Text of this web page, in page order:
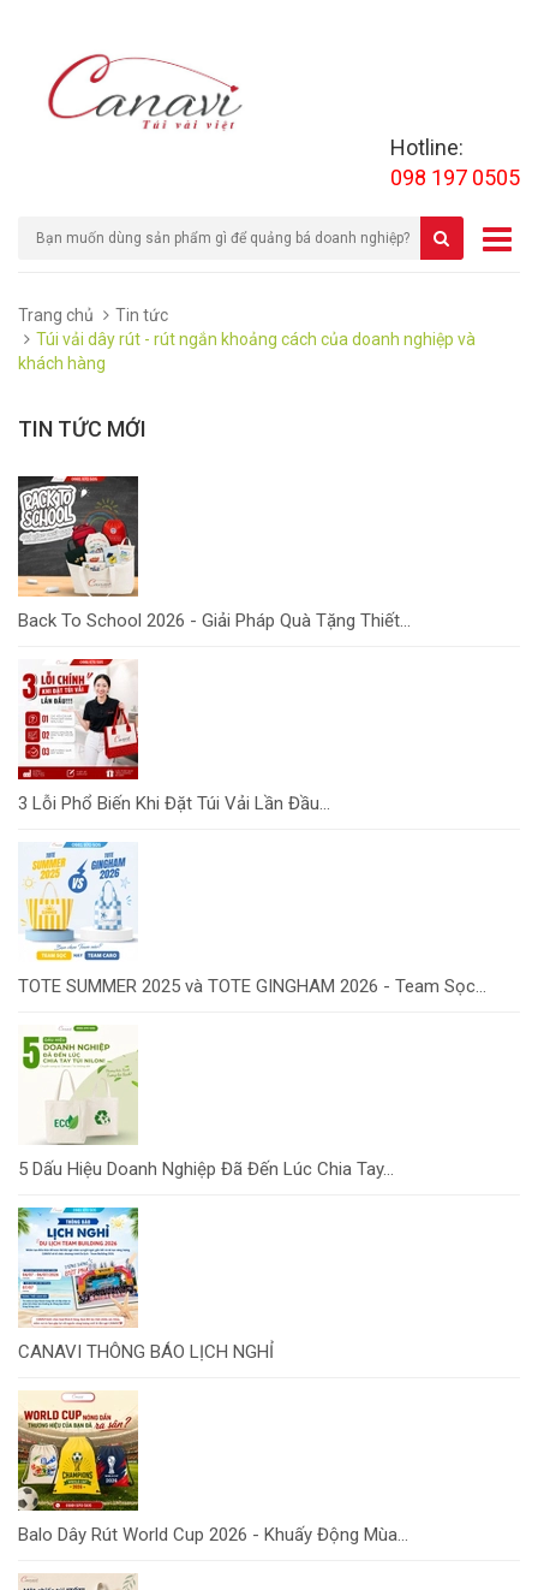
Hotline:
098 197 0505
Trang chủ
Tin tức
Túi vải dây rút - rút ngắn khoảng cách của doanh nghiệp và
khách hàng
TIN TỨC MỚI
Back To School 2026 - Giải Pháp Quà Tặng Thiết...
3 Lỗi Phổ Biến Khi Đặt Túi Vải Lần Đầu...
TOTE SUMMER 2025 và TOTE GINGHAM 2026 - Team Sọc...
5 Dấu Hiệu Doanh Nghiệp Đã Đến Lúc Chia Tay...
CANAVI THÔNG BÁO LỊCH NGHỈ
Balo Dây Rút World Cup 2026 - Khuấy Động Mùa...